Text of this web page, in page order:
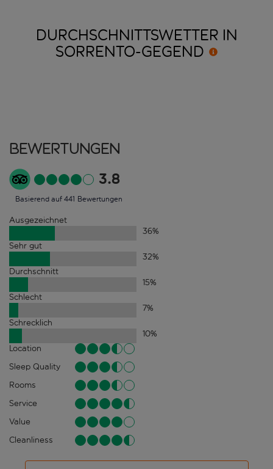
DURCHSCHNITTSWETTER IN
SORRENTO-GEGEND
Bewertungen
3.8
Basierend auf 441 Bewertungen
Ausgezeichnet
36%
Sehr gut
32%
Durchschnitt
15%
Schlecht
7%
Schrecklich
10%
Location
Sleep Quality
Rooms
Service
Value
Cleanliness